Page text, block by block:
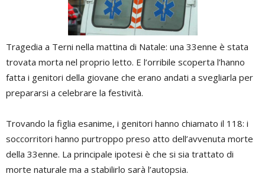
Tragedia a Terni nella mattina di Natale: una 33enne è stata
trovata morta nel proprio letto. E l’orribile scoperta l’hanno
fatta i genitori della giovane che erano andati a svegliarla per
prepararsi a celebrare la festività.
Trovando la figlia esanime, i genitori hanno chiamato il 118: i
soccorritori hanno purtroppo preso atto dell’avvenuta morte
della 33enne. La principale ipotesi è che si sia trattato di
morte naturale ma a stabilirlo sarà l’autopsia.